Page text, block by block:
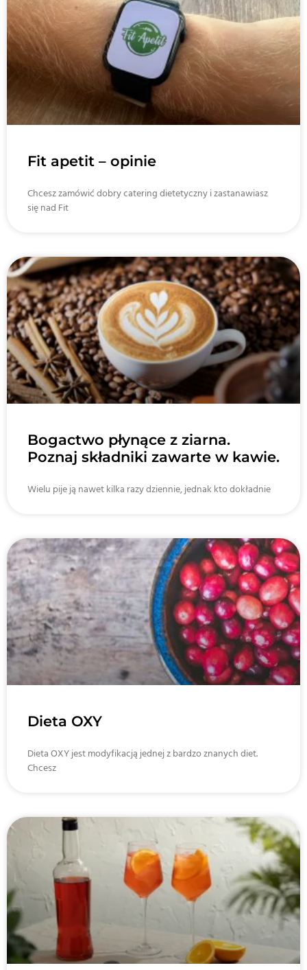
Fit apetit – opinie
Chcesz zamówić dobry catering dietetyczny i zastanawiasz
się nad Fit
Bogactwo płynące z ziarna.
Poznaj składniki zawarte w kawie.
Wielu pije ją nawet kilka razy dziennie, jednak kto dokładnie
Dieta OXY
Dieta OXY jest modyfikacją jednej z bardzo znanych diet.
Chcesz